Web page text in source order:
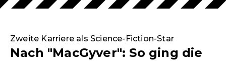
Zweite Karriere als Science-Fiction-Star
Nach "MacGyver": So ging die